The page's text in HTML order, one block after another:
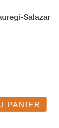
Salazar
PANIER